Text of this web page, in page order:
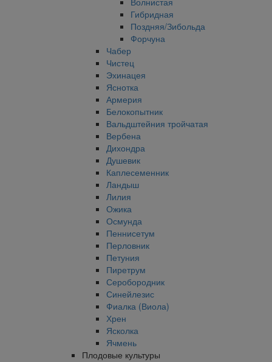
Гибридная
Поздняя/Зибольда
Форчуна
Чабер
Чистец
Эхинацея
Яснотка
Армерия
Белокопытник
Вальдштейния тройчатая
Вербена
Дихондра
Душевик
Каплесеменник
Ландыш
Лилия
Ожика
Осмунда
Пеннисетум
Перловник
Петуния
Пиретрум
Серобородник
Синейлезис
Фиалка (Виола)
Хрен
Ясколка
Ячмень
Плодовые культуры